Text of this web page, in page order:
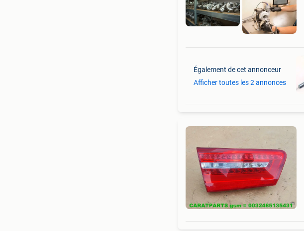
Également de cet annonceur
Afficher toutes les 2 annonces